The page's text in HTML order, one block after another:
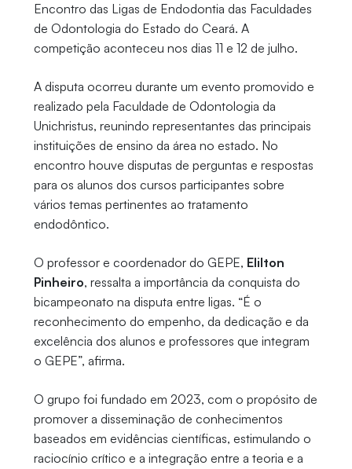
Encontro das Ligas de Endodontia das Faculdades
de Odontologia do Estado do Ceará. A
competição aconteceu nos dias 11 e 12 de julho.
A disputa ocorreu durante um evento promovido e
realizado pela Faculdade de Odontologia da
Unichristus, reunindo representantes das principais
instituições de ensino da área no estado. No
encontro houve disputas de perguntas e respostas
para os alunos dos cursos participantes sobre
vários temas pertinentes ao tratamento
endodôntico.
O professor e coordenador do GEPE, Elilton
Pinheiro, ressalta a importância da conquista do
bicampeonato na disputa entre ligas. “É o
reconhecimento do empenho, da dedicação e da
excelência dos alunos e professores que integram
o GEPE”, afirma.
O grupo foi fundado em 2023, com o propósito de
promover a disseminação de conhecimentos
baseados em evidências científicas, estimulando o
raciocínio crítico e a integração entre a teoria e a